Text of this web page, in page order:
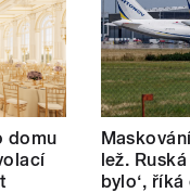
domu
lež.
bylo‘,